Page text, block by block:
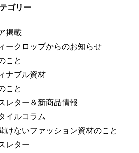
ゴリー
掲載
ークロップからのお知らせ
こと
ナブル資材
こと
レター＆新商品情報
イルコラム
けないファッション資材のこと
レター